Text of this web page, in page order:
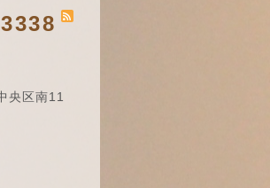
央区南11